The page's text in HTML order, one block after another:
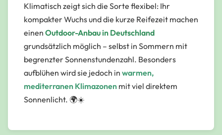
Klimatisch zeigt sich die Sorte flexibel: Ihr
kompakter Wuchs und die kurze Reifezeit machen
einen Outdoor-Anbau in Deutschland
grundsätzlich möglich – selbst in Sommern mit
begrenzter Sonnenstundenzahl. Besonders
aufblühen wird sie jedoch in warmen,
mediterranen Klimazonen mit viel direktem
Sonnenlicht. 🌍☀️